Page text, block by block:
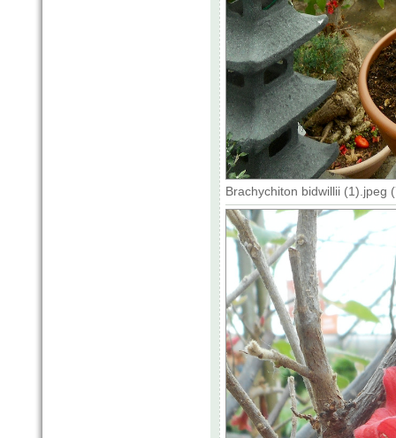
Brachychiton bidwillii (1).jpeg